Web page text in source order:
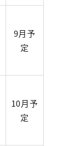
9月予
定
10月予
定